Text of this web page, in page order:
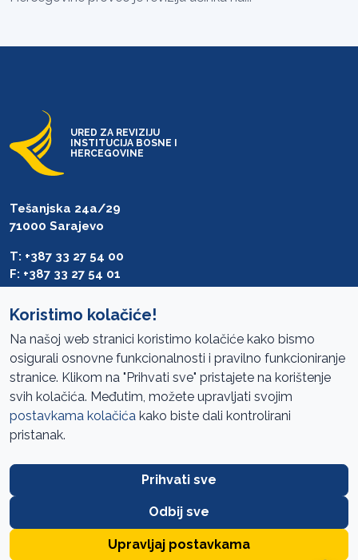
URED ZA REVIZIJU
INSTITUCIJA BOSNE I
HERCEGOVINE
Tešanjska 24a/29
71000 Sarajevo
T: +387 33 27 54 00
F: +387 33 27 54 01
Pristup informacijama
Mapa sajta
Oglasi
FAQ
Koristimo kolačiće!
Na našoj web stranici koristimo kolačiće kako bismo
osigurali osnovne funkcionalnosti i pravilno funkcioniranje
stranice. Klikom na "Prihvati sve" pristajete na korištenje
svih kolačića. Međutim, možete upravljati svojim
postavkama kolačića kako biste dali kontrolirani
pristanak.
Prihvati sve
Odbij sve
Upravljaj postavkama